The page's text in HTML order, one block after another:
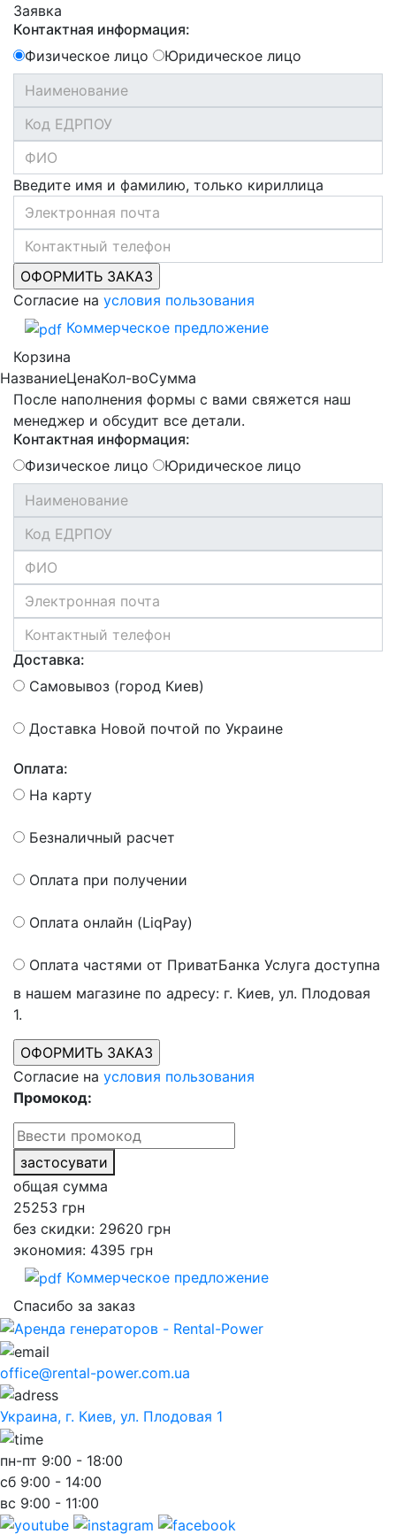
Заявка
Контактная информация:
Физическое лицо
Юридическое лицо
Введите имя и фамилию, только кириллица
Согласие на условия пользования
Коммерческое предложение
Корзина
НазваниеЦенаКол-воСумма
После наполнения формы с вами свяжется наш
менеджер и обсудит все детали.
Контактная информация:
Физическое лицо
Юридическое лицо
Доставка:
Самовывоз (город Киев)
Доставка Новой почтой по Украине
Оплата:
На карту
Безналичный расчет
Оплата при получении
Оплата онлайн (LiqPay)
Оплата частями от ПриватБанка Услуга доступна
в нашем магазине по адресу: г. Киев, ул. Плодовая
1.
Согласие на условия пользования
Промокод:
застосувати
общая сумма
25253 грн
без скидки: 29620 грн
экономия: 4395 грн
Коммерческое предложение
Спасибо за заказ
office@rental-power.com.ua
Украина, г. Киев, ул. Плодовая 1
пн-пт 9:00 - 18:00
сб 9:00 - 14:00
вс 9:00 - 11:00